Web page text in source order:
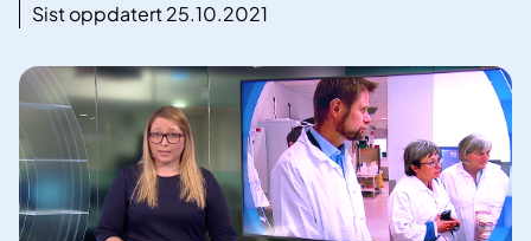
Sist oppdatert 25.10.2021